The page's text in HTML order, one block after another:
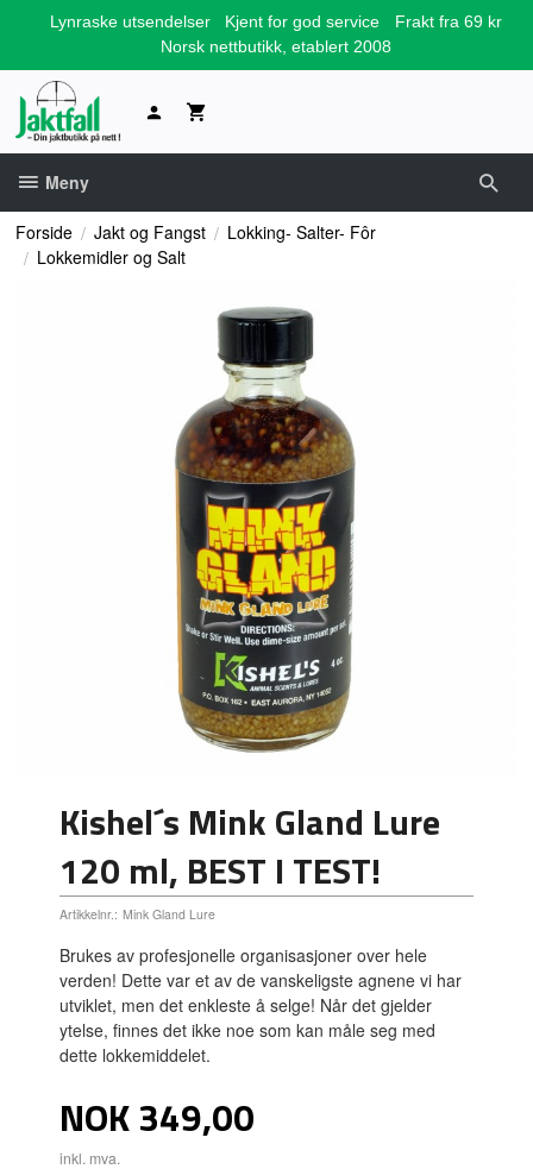
Lynraske utsendelser Kjent for god service
Frakt fra 69 kr
Norsk nettbutikk, etablert 2008
Meny
Forside Jakt og Fangst
Lokking- Salter- Fôr
Lokkemidler og Salt
Kishel´s Mink Gland Lure
120 ml, BEST I TEST!
Artikkelnr.: Mink Gland Lure
Brukes av profesjonelle organisasjoner over hele
verden! Dette var et av de vanskeligste agnene vi har
utviklet, men det enkleste å selge! Når det gjelder
ytelse, finnes det ikke noe som kan måle seg med
dette lokkemiddelet.
Pris
NOK349,00
inkl. mva.